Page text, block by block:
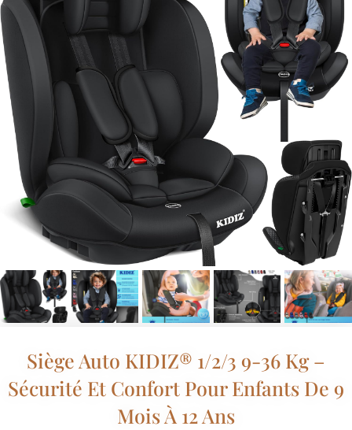
Siège Auto KIDIZ® 1/2/3 9-36 Kg –
Sécurité Et Confort Pour Enfants De 9
Mois À 12 Ans